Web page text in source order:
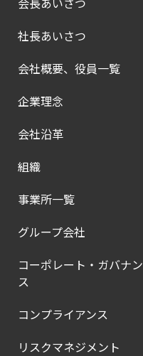
社長あいさつ
会社概要、役員一覧
企業理念
会社沿革
組織
事業所一覧
グループ会社
コーポレート・ガバナン
ス
コンプライアンス
リスクマネジメント